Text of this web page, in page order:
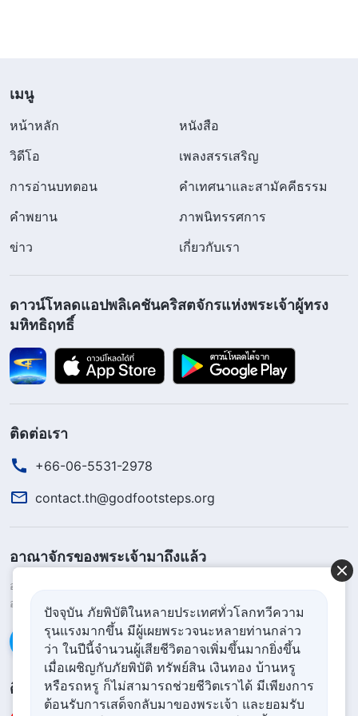
จะแสวงหาพระวจนะของพระวิญญาณบริสุทธิ์ ผมนี่
ช่างโง่เขลาเหลือเกิน!” ผมตื่นเต้นมากที่เห็นว่าเขา
เข้าใจได้ดีแค่ไหน จากนั้น พวกเราก็อ่านพระวจนะของ
พระเจ้าผู้ทรงมหิทธิฤทธิ์อีกมากมาย เช่น “ความล้ำลึก
แห่งการทรงปรากฏในรูปมนุษย์” “พระคริสต์ทรงพระ
ราชกิจแห่งการพิพากษาด้วยความจริง” “การรู้จักพระ
สามารถประทานหนทางแห่งชีวิตนิรันดร์แก่มนุษย์ได้”
ขณะที่อ่าน พี่สวีพูดอย่างเปี่ยมอารมณ์ว่า “พระเจ้า
ผู้ทรงมหิทธิฤทธิ์ได้เปิดเผยความจริงและความล้ำลึก
ทั้งหมดนี้ ที่เราไม่เคยรู้หลังจากมีความเชื่อมาหลายปี นี่
เป็นเจ้าทรงกลับมาแล้ว! ในที่สุด ผมก็ได้ต้อนรับ
พระองค์! ผมต้องแบ่งปันข่าวดีนี้กับพี่น้องชายหญิงคน
อื่นๆ ทันที” ดังนั้น พี่สวีและผมจึงเดินทางไปแบ่งปันข่าว
เกิน ที่ได้ต้อนรับองค์พระผู้เป็นเจ้าในช่วงชีวิตของพวก
แต่สองสามวันต่อมา ผมได้ไปร่วมการชุมนุมกับพี่หยาง
ชั่วขณะที่ผมเดินเข้าไป ก็รู้สึกมีอะไรผิดปกติ มีพวกเขา
คนหนึ่งวิ่งมาหาเราแล้วบอกว่า “พวกคุณเป็นมาเฟีย
เมนู
หน้าหลัก
หนังสือ
วิดีโอ
เพลงสรรเสริญ
การอ่านบทตอน
คำเทศนาและสามัคคีธรรม
คำพยาน
ภาพนิทรรศการ
ข่าว
เกี่ยวกับเรา
ดาวน์โหลดแอปพลิเคชันคริสตจักรแห่งพระเจ้าผู้ทรง
มหิทธิฤทธิ์
ติดต่อเรา
+66-06-5531-2978
contact.th@godfootsteps.org
อาณาจักรของพระเจ้ามาถึงแล้ว
อาณาจักรของพระเจ้าสถิตบนแผ่นดินโลกแล้ว! คุณอยากเข้าสู่
อาณาจักรของพระเจ้าหรือไม่?
ติดต่อเราผ่าน Messenger
ติดตามเรา
ปัจจุบัน ภัยพิบัติในหลายประเทศทั่วโลกทวีความ
รุนแรงมากขึ้น มีผู้เผยพระวจนะหลายท่านกล่าว
ว่า ในปีนี้จำนวนผู้เสียชีวิตอาจเพิ่มขึ้นมากยิ่งขึ้น
เมื่อเผชิญกับภัยพิบัติ ทรัพย์สิน เงินทอง บ้านหรู
หรือรถหรู ก็ไม่สามารถช่วยชีวิตเราได้ มีเพียงการ
ต้อนรับการเสด็จกลับมาของพระเจ้า และยอมรับ